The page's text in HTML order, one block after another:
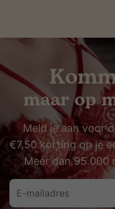
maar op
Meld je aan voor
€7,50 korting op je
Meer dan 95.000